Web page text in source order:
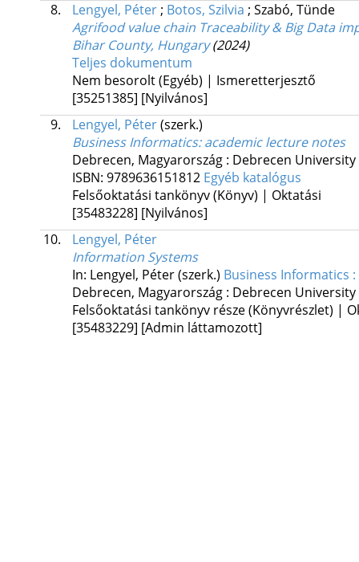
8.
Lengyel, Péter; Botos, Szilvia ; Szabó, Tünde
Agrifood value chain Traceability & Big Data
Bihar County, Hungary (2024)
Teljes dokumentum
Nem besorolt (Egyéb) | Ismeretterjesztő
[35251385] [Nyilvános]
9.
Lengyel, Péter(szerk.)
Business Informatics: academic lecture notes
Debrecen, Magyarország : Debrecen University
ISBN: 9789636151812 Egyéb katalógus
Felsőoktatási tankönyv (Könyv) | Oktatási
[35483228] [Nyilvános]
10.
Lengyel, Péter
Information Systems
In: Lengyel, Péter (szerk.) Business Informatics
Debrecen, Magyarország : Debrecen University
Felsőoktatási tankönyv része (Könyvrészlet) |
[35483229] [Admin láttamozott]